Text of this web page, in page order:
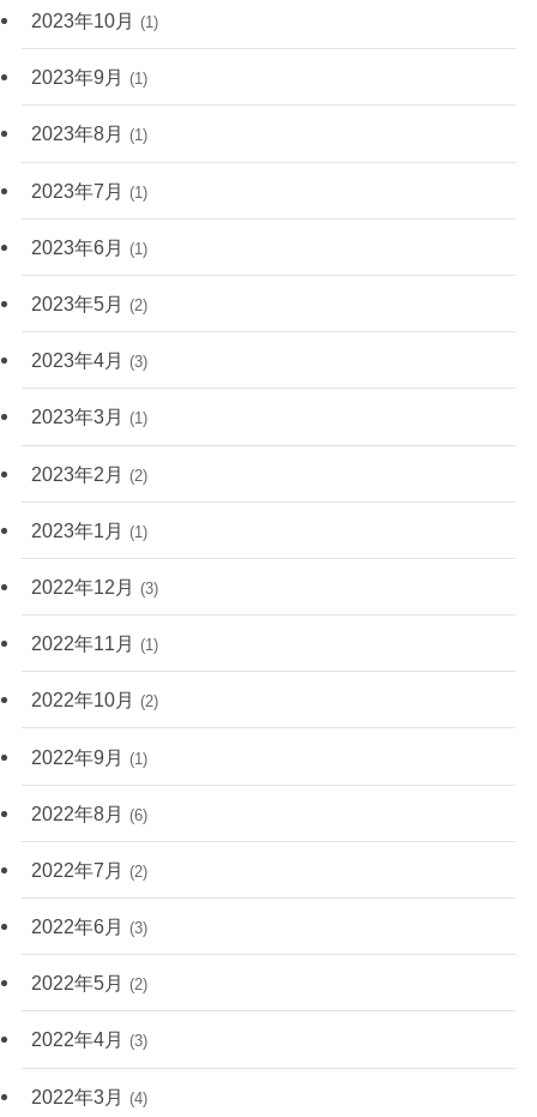
2023年10月 (1)
2023年9月 (1)
2023年8月 (1)
2023年7月 (1)
2023年6月 (1)
2023年5月 (2)
2023年4月 (3)
2023年3月 (1)
2023年2月 (2)
2023年1月 (1)
2022年12月 (3)
2022年11月 (1)
2022年10月 (2)
2022年9月 (1)
2022年8月 (6)
2022年7月 (2)
2022年6月 (3)
2022年5月 (2)
2022年4月 (3)
2022年3月 (4)